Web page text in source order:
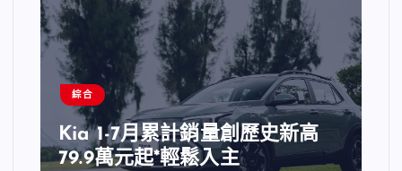
綜合
Kia 1-7月累計銷量創歷史新高
79.9萬元起*輕鬆入主